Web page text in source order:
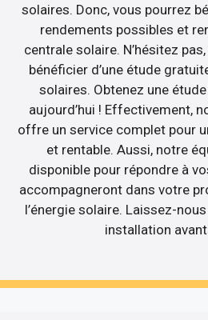
solaires. Donc, vous pourrez
rendements possibles et
centrale solaire. N’hésitez
bénéficier d’une étude
solaires. Obtenez une
aujourd’hui ! Effectivement,
offre un service complet pour
et rentable. Aussi, notre
disponible pour répondre à
accompagneront dans votre
l’énergie solaire. Laissez-
installation